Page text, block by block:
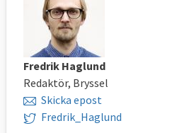
Fredrik Haglund
Redaktör, Bryssel
Skicka epost
Fredrik_Haglund